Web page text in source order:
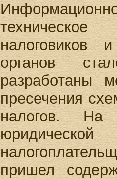
налоговиков
органов
разработаны
пресечения
налогов. На
юридической
пришел